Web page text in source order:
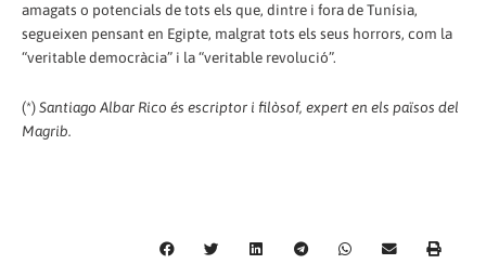
amagats o potencials de tots els que, dintre i fora de Tunísia,
segueixen pensant en Egipte, malgrat tots els seus horrors, com la
“veritable democràcia” i la “veritable revolució”.
(*)Santiago Albar Rico és escriptor i filòsof, expert en els països del
Magrib.